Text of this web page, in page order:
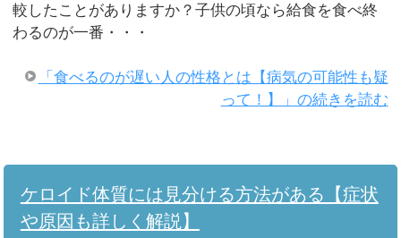
較したことがありますか？子供の頃なら給食を食べ終
わるのが一番・・・
「食べるのが遅い人の性格とは【病気の可能性も疑
って！】」の続きを読む
ケロイド体質には見分ける方法がある【症状
や原因も詳しく解説】